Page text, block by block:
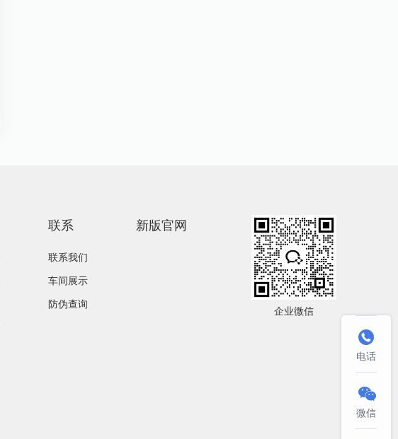
联系
联系我们
车间展示
防伪查询
新版官网
企业微信

电话

微信